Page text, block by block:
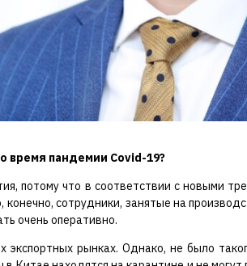
время пандемии Covid-19?
потому что в соответствии с новыми
сотрудники, занятые на
очень оперативно.
экспортных рынках. Однако, не было